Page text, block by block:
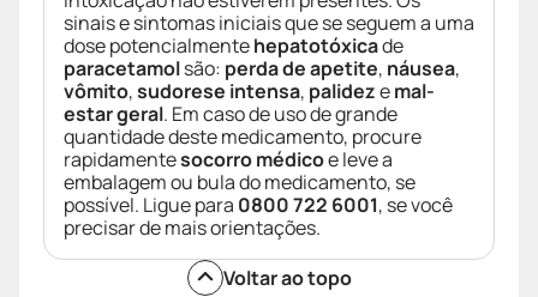
sinais e sintomas iniciais que se seguem a uma
dose potencialmentehepatotóxicade
paracetamolsão: perda de apetite, náusea,
vômito,sudorese intensa, palidezemal-
estar geral. Em caso de uso de grande
quantidade deste medicamento, procure
rapidamentesocorro médicoe leve a
embalagem ou bula do medicamento, se
possível. Ligue para 0800 722 6001, se você
precisar de mais orientações.
Voltar ao topo